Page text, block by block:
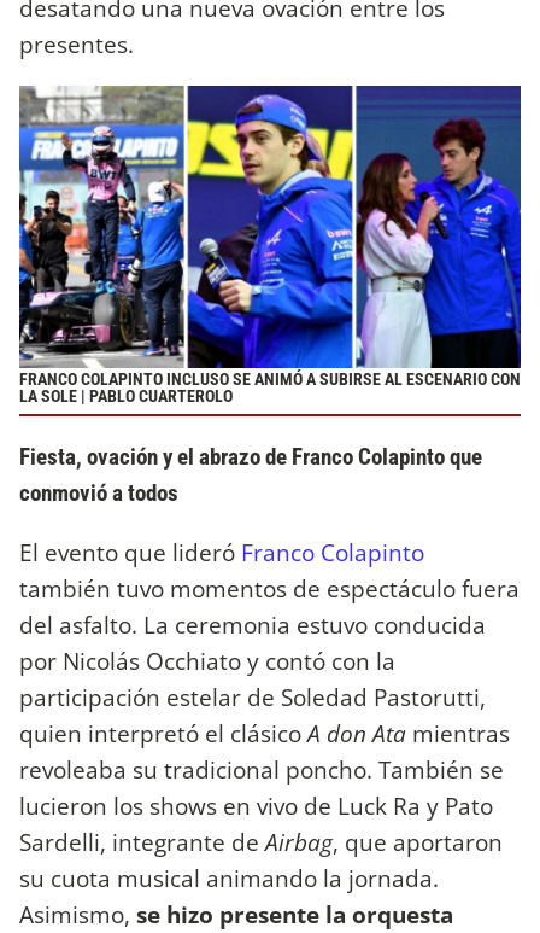
desatando una nueva ovación entre los
presentes.
FRANCO COLAPINTO INCLUSO SE ANIMÓ A SUBIRSE AL ESCENARIO CON
LA SOLE | PABLO CUARTEROLO
Fiesta, ovación y el abrazo de Franco Colapinto que
conmovió a todos
El evento que lideró Franco Colapinto
también tuvo momentos de espectáculo fuera
del asfalto. La ceremonia estuvo conducida
por Nicolás Occhiato y contó con la
participación estelar de Soledad Pastorutti,
quien interpretó el clásicoA don Ata mientras
revoleaba su tradicional poncho. También se
lucieron los shows en vivo de Luck Ra y Pato
Sardelli, integrante deAirbag, que aportaron
su cuota musical animando la jornada.
Asimismo, se hizo presente la orquesta